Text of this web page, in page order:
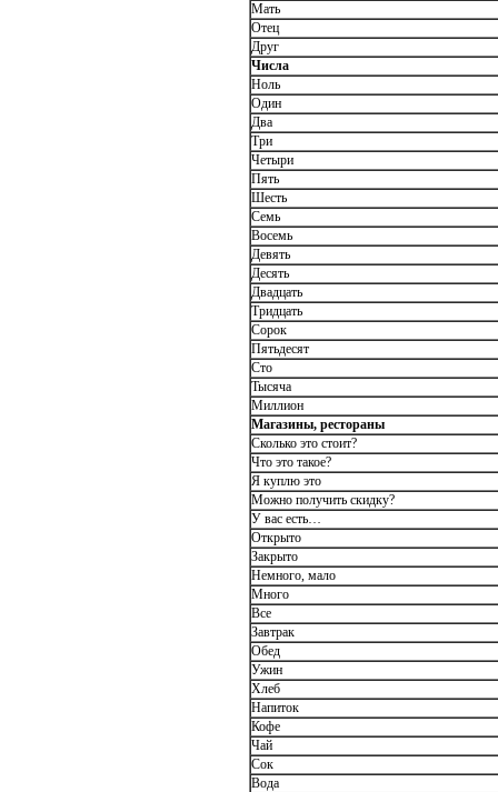
Мать
Отец
Друг
Числа
Ноль
Один
Два
Три
Четыри
Пять
Шесть
Семь
Восемь
Девять
Десять
Двадцать
Тридцать
Сорок
Пятьдесят
Сто
Тысяча
Миллион
Магазины, рестораны
Сколько это стоит?
Что это такое?
Я куплю это
Можно получить скидку?
У вас есть…
Открыто
Закрыто
Немного, мало
Много
Все
Завтрак
Обед
Ужин
Хлеб
Напиток
Кофе
Чай
Сок
Вода